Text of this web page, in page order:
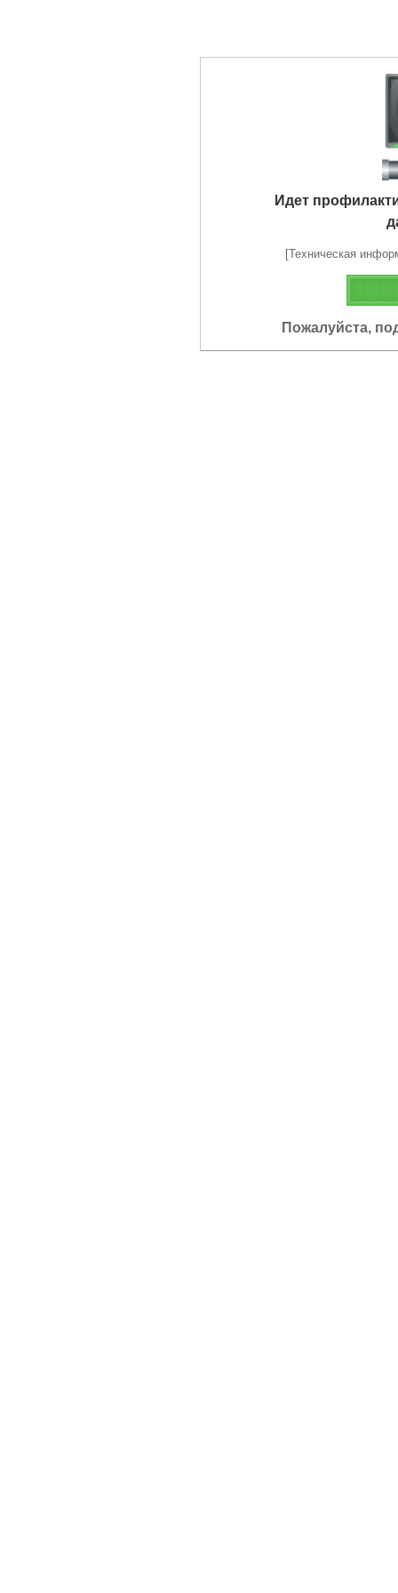
Идет
[Техническая
Пожалуйста,